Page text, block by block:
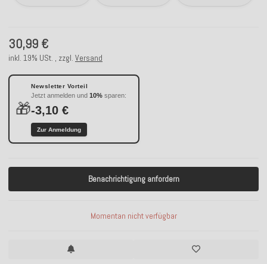
30,99 €
inkl. 19% USt. , zzgl. Versand
🎁
Newsletter Vorteil
Jetzt anmelden und 10% sparen:
-3,10 €
Zur Anmeldung
Benachrichtigung anfordern
Momentan nicht verfügbar